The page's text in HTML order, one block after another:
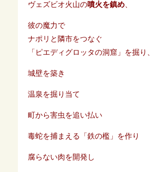
ヴェズビオ火山の噴火を鎮め、
彼の魔力で
ナポリと隣市をつなぐ
「ピエディグロッタの洞窟」を掘り、
城壁を築き
温泉を掘り当て
町から害虫を追い払い
毒蛇を捕まえる「鉄の檻」を作り
腐らない肉を開発し